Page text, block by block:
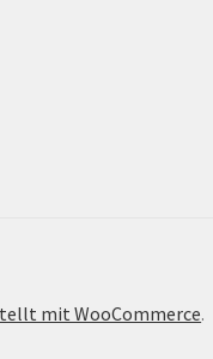
mit WooCommerce.